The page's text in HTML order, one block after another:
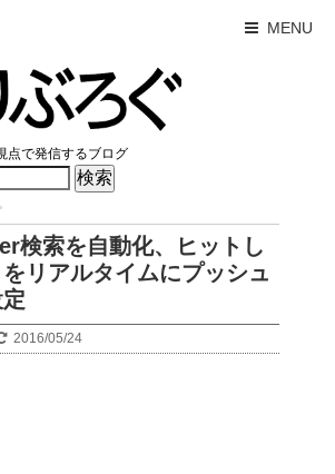
MENU
点で発信するブログ
検索を自動化、ヒットし
リアルタイムにプッシュ
2016/05/24